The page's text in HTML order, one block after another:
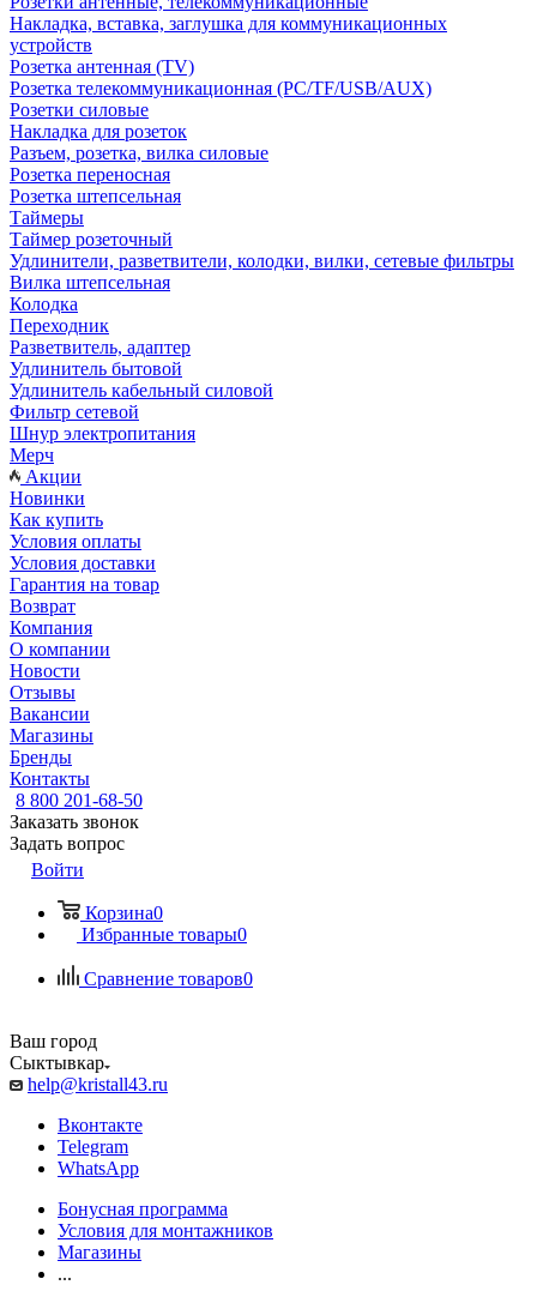
Накладка, вставка, заглушка для коммуникационных
устройств
Розетка антенная (TV)
Розетка телекоммуникационная (PC/TF/USB/AUX)
Розетки силовые
Накладка для розеток
Разъем, розетка, вилка силовые
Розетка переносная
Розетка штепсельная
Таймеры
Таймер розеточный
Удлинители, разветвители, колодки, вилки, сетевые фильтры
Вилка штепсельная
Колодка
Переходник
Разветвитель, адаптер
Удлинитель бытовой
Удлинитель кабельный силовой
Фильтр сетевой
Шнур электропитания
Мерч
Акции
Новинки
Как купить
Условия оплаты
Условия доставки
Гарантия на товар
Возврат
Компания
О компании
Новости
Отзывы
Вакансии
Магазины
Бренды
Контакты
8 800 201-68-50
Заказать звонок
Задать вопрос
Войти
Корзина0
Избранные товары0
Сравнение товаров0
Ваш город
Сыктывкар
help@kristall43.ru
Вконтакте
Telegram
WhatsApp
Бонусная программа
Условия для монтажников
Магазины
...